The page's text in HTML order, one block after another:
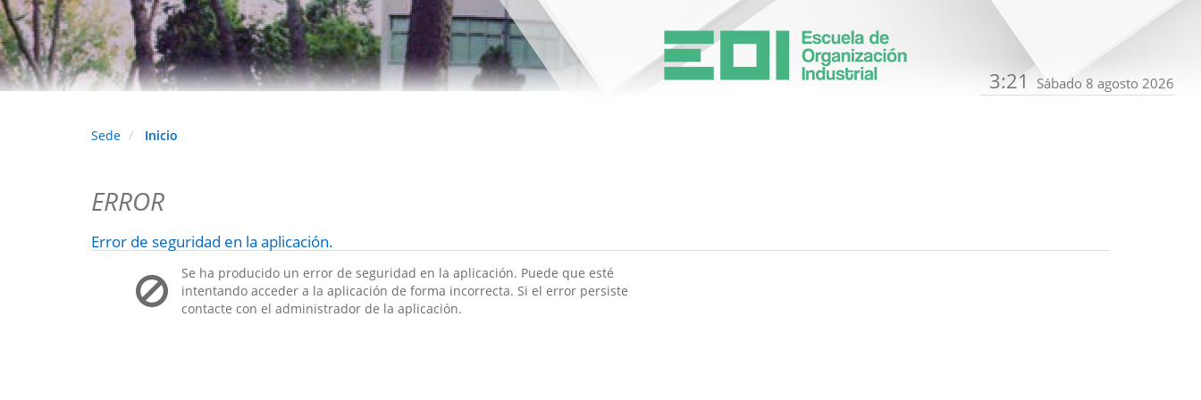
3:21 Sábado 8 agosto 2026
Sede Inicio
ERROR
Error de seguridad en la aplicación.
Se ha producido un error de seguridad en la aplicación. Puede que esté
intentando acceder a la aplicación de forma incorrecta. Si el error persiste
contacte con el administrador de la aplicación.